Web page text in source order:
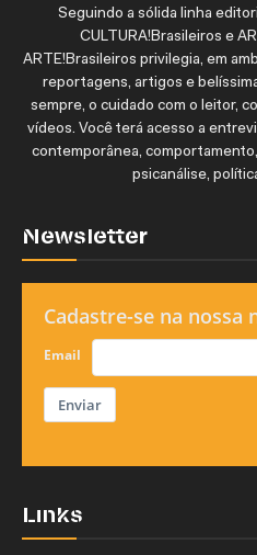
Seguindo a sólida linha
CULTURA!Brasileiros e
ARTE!Brasileiros privilegia, em
reportagens, artigos e
sempre, o cuidado com o leitor,
vídeos. Você terá acesso a
contemporânea,
psicanálise,
Newsletter
Cadastre-se na nossa
Email
Enviar
Links